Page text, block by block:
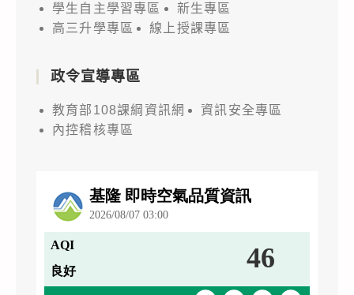
學生自主學習專區
新生專區
高三升學專區
線上授課專區
政令宣導專區
教育部108課綱資訊網
資訊安全專區
內控稽核專區